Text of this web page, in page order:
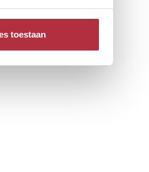
toestaan